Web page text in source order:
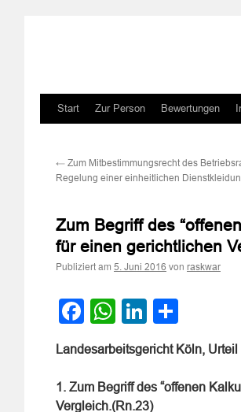
Zum
springen
Start Zur Person Bewertungen
← Zum Mitbestimmungsrecht des
Regelung einer einheitlichen
Zum Begriff des
für einen gerichtlichen
Publiziert am 5. Juni 2016 von raskwar
Facebook
WhatsApp
LinkedIn
Landesarbeitsgericht Köln,
1. Zum Begriff des “offenen
Vergleich.(Rn.23)